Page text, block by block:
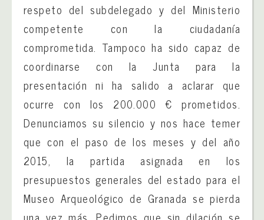
respeto del subdelegado y del Ministerio
competente con la ciudadanía
comprometida. Tampoco ha sido capaz de
coordinarse con la Junta para la
presentación ni ha salido a aclarar que
ocurre con los 200.000 € prometidos.
Denunciamos su silencio y nos hace temer
que con el paso de los meses y del año
2015, la partida asignada en los
presupuestos generales del estado para el
Museo Arqueológico de Granada se pierda